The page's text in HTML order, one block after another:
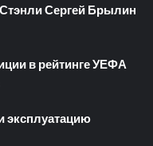
Сергей Брылин
в рейтинге УЕФА
эксплуатацию